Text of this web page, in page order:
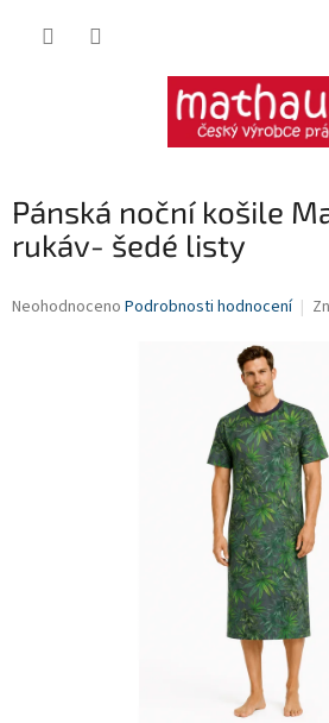
Pánská noční košile
rukáv- šedé listy
Průměrné
Neohodnoceno Podrobnosti hodnocení